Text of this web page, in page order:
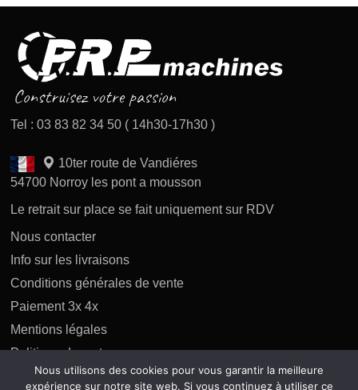
Tel : 03 83 82 34 50 ( 14h30-17h30 )
10ter route de Vandiéres
54700 Norroy les pont a mousson
Le retrait sur place se fait uniquement sur RDV
Nous contacter
Info sur les livraisons
Conditions générales de vente
Paiement 3x 4x
Mentions légales
Politique des retours
Politique de confidentialité
Nous utilisons des cookies pour vous garantir la meilleure
expérience sur notre site web. Si vous continuez à utiliser ce